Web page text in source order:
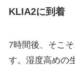
KLIA2に到着
7時間後、そこ
す。湿度高めの